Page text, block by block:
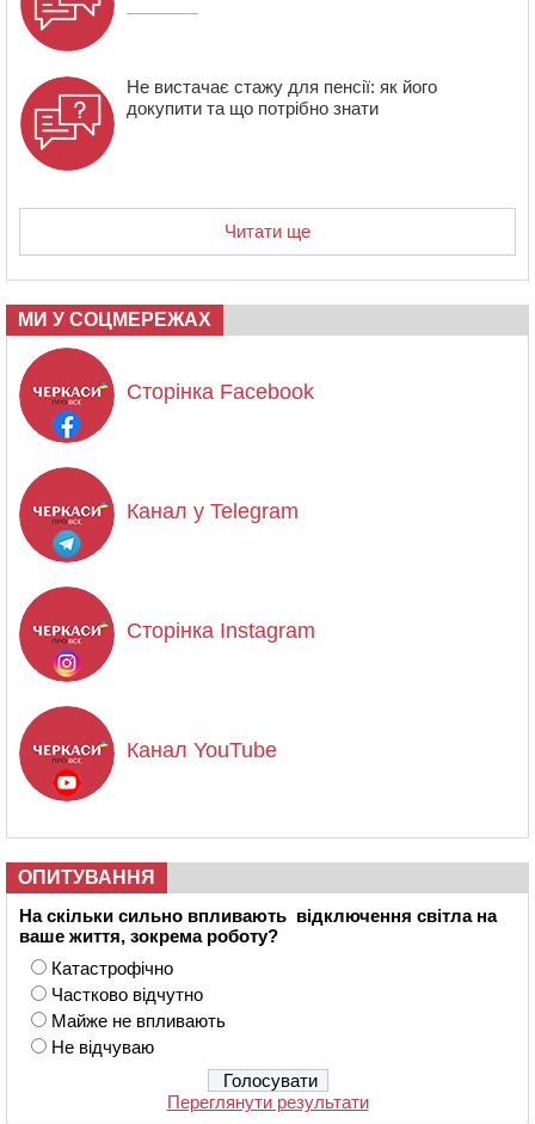
Не вистачає стажу для пенсії: як його
докупити та що потрібно знати
Читати ще
МИ У СОЦМЕРЕЖАХ
Сторінка Facebook
Канал у Telegram
Сторінка Instagram
Канал YouTube
ОПИТУВАННЯ
На скільки сильно впливають відключення світла на
ваше життя, зокрема роботу?
Катастрофічно
Частково відчутно
Майже не впливають
Не відчуваю
Переглянути результати